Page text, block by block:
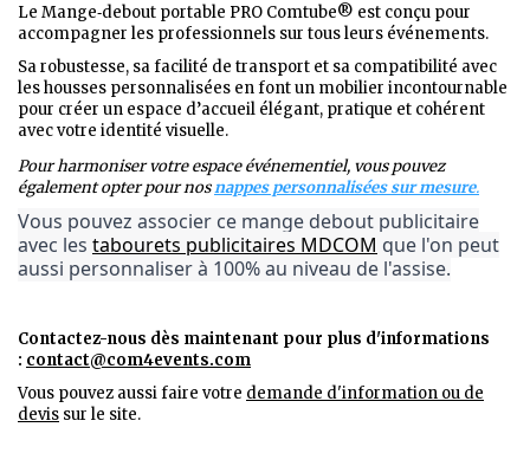
Le Mange‑debout portable PRO Comtube® est conçu pour
accompagner les professionnels sur tous leurs événements.
Sa robustesse, sa facilité de transport et sa compatibilité avec
les housses personnalisées en font un mobilier incontournable
pour créer un espace d’accueil élégant, pratique et cohérent
avec votre identité visuelle.
Pour harmoniser votre espace événementiel, vous pouvez
également opter pour nosnappes personnalisées sur mesure.
Vous pouvez associer ce mange debout publicitaire
avec les tabourets publicitaires MDCOM que l'on peut
aussi personnaliser à 100% au niveau de l'assise.
Contactez-nous dès maintenant pour plus d'informations
: contact@com4events.com
Vous pouvez aussi faire votre demande d'information ou de
devis sur le site.